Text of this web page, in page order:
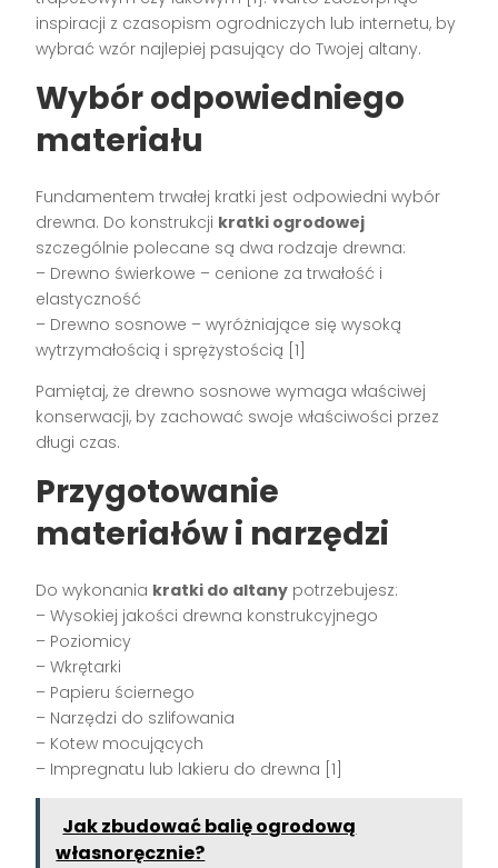
inspiracji z czasopism ogrodniczych lub internetu, by
wybrać wzór najlepiej pasujący do Twojej altany.
Wybór odpowiedniego
materiału
Fundamentem trwałej kratki jest odpowiedni wybór
drewna. Do konstrukcji kratki ogrodowej
szczególnie polecane są dwa rodzaje drewna:
– Drewno świerkowe – cenione za trwałość i
elastyczność
– Drewno sosnowe – wyróżniające się wysoką
wytrzymałością i sprężystością [1]
Pamiętaj, że drewno sosnowe wymaga właściwej
konserwacji, by zachować swoje właściwości przez
długi czas.
Przygotowanie
materiałów i narzędzi
Do wykonania kratki do altany potrzebujesz:
– Wysokiej jakości drewna konstrukcyjnego
– Poziomicy
– Wkrętarki
– Papieru ściernego
– Narzędzi do szlifowania
– Kotew mocujących
– Impregnatu lub lakieru do drewna [1]
Jak zbudować balię ogrodową
własnoręcznie?